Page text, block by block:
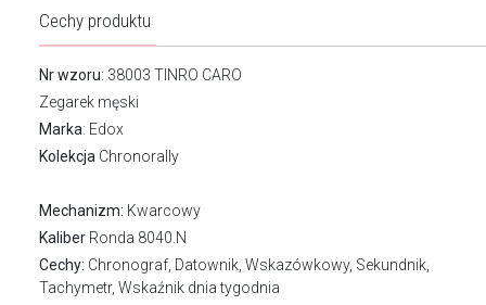
Cechy produktu
Nr wzoru: 38003 TINRO CARO
Zegarek męski
Marka: Edox
Kolekcja Chronorally
Mechanizm: Kwarcowy
Kaliber Ronda 8040.N
Cechy: Chronograf, Datownik, Wskazówkowy, Sekundnik,
Tachymetr, Wskaźnik dnia tygodnia